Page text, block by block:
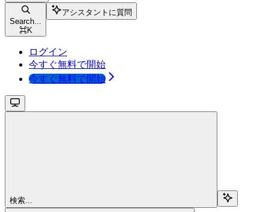
Search...
⌘K
アシスタントに質問
ログイン
今すぐ無料で開始
今すぐ無料で開始
検索...